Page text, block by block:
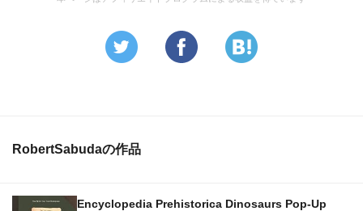
RobertSabudaの作品
Encyclopedia Prehistorica Dinosaurs Pop-Up